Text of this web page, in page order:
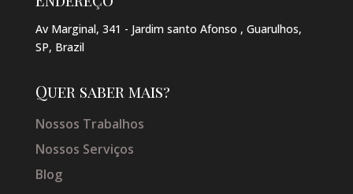
Av Marginal, 341 - Jardim santo Afonso , Guarulhos,
SP, Brazil
Quer saber mais?
Nossos Trabalhos
Nossos Serviços
Blog